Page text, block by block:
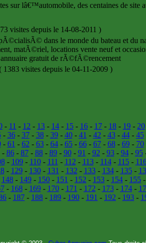
sur lâ€™automobile, des centaines de site
visites depuis le 14-08-2011 )
dans le monde du bateau et du
matÃ©riel, locations vente neuf et
annuaire gratuit de rÃ©fÃ©rencement
1383 visites depuis le 04-11-2009 )
- 11 - 12 - 13 - 14 - 15 - 16 - 17 - 18 - 19 - 20
- 36- 37- 38- 39- 40- 41 - 42 - 43- 44- 45
- 61 - 62 - 63- 64- 65- 66- 67- 68- 69- 70
- 86- 87- 88- 89- 90- 91 - 92 - 93- 94- 95
- 109- 110- 111 - 112 - 113- 114- 115-
- 129- 130- 131 - 132 - 133- 134- 135-
148 - 149 - 150 - 151 - 152 - 153 - 154 - 155 -
- 168- 169- 170- 171 - 172 - 173- 174-
- 187 - 188 - 189 - 190 - 191 - 192 - 193 -